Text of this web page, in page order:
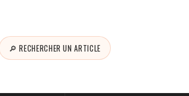
🔎 RECHERCHER UN ARTICLE